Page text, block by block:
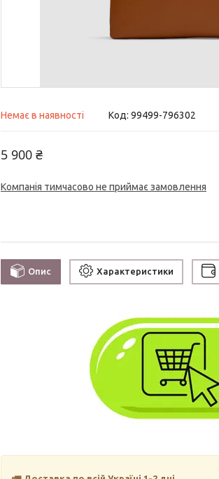
Немає в наявності Код: 99499-796302
5 900 ₴
Компанія тимчасово не приймає замовлення
Опис Характеристики